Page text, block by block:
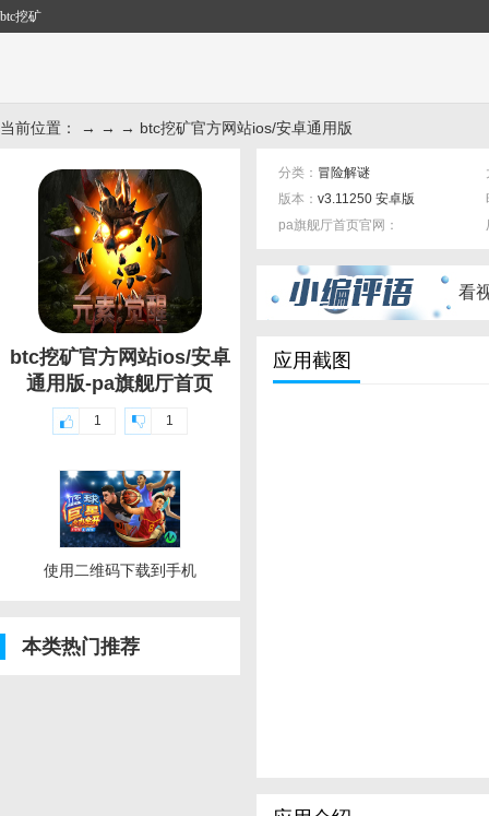
btc挖矿
当前位置： → → → btc挖矿官方网站ios/安卓通用版
btc挖矿官方网站ios/安卓
通用版-pa旗舰厅首页
1 1
使用二维码下载到手机
本类热门推荐
分类： 冒险解谜
版本： v3.11250 安卓版
pa旗舰厅首页官网：
看
应用截图